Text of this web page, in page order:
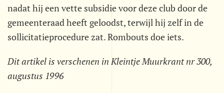
nadat hij een vette subsidie voor deze club door de
gemeenteraad heeft geloodst, terwijl hij zelf in de
sollicitatieprocedure zat. Rombouts doe iets.
Dit artikel is verschenen in Kleintje Muurkrant nr 300,
augustus 1996